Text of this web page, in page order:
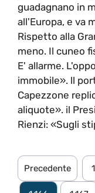
guadagnano in
all'Europa, e va
Rispetto alla
meno. Il cuneo
E' allarme.
immobile». ll
Capezzone
aliquote». il
Rienzi: «Sugli
Precedente 1